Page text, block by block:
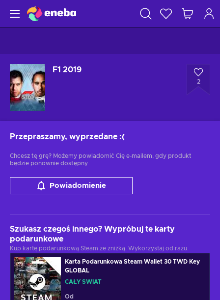
F1 2019
2
Przepraszamy, wyprzedane :(
Chcesz tę grę? Możemy powiadomić Cię e-mailem, gdy produkt
będzie ponownie dostępny.
Powiadomienie
Szukasz czegoś innego? Wypróbuj te karty
podarunkowe
Kup kartę podarunkową Steam ze zniżką. Wykorzystaj od razu.
Karta Podarunkowa Steam Wallet 30 TWD Key
GLOBAL
CAŁY ŚWIAT
Od